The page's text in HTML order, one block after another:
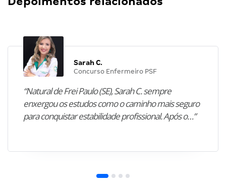
Sarah C.
Concurso Enfermeiro PSF
“Natural de Frei Paulo (SE), Sarah C. sempre
enxergou os estudos como o caminho mais seguro
para conquistar estabilidade profissional. Após o…”